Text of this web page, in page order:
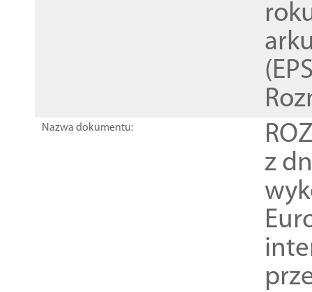
Nazwa dokumentu:
z